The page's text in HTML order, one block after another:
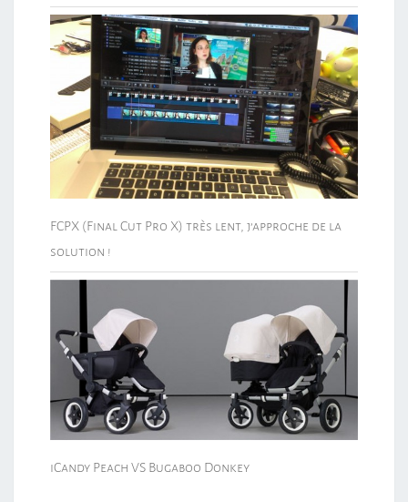
FCPX (Final Cut Pro X) très lent, j’approche de la
solution !
iCandy Peach VS Bugaboo Donkey